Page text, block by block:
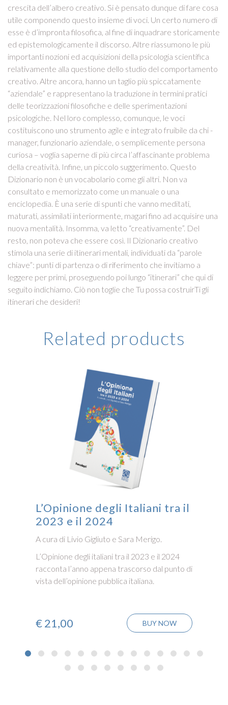
crescita dell’albero creativo. Si è pensato dunque di fare cosa
utile componendo questo insieme di voci. Un certo numero di
esse è d’impronta filosofica, al fine di inquadrare storicamente
ed epistemologicamente il discorso. Altre riassumono le più
importanti nozioni ed acquisizioni della psicologia scientifica
relativamente alla questione dello studio del comportamento
creativo. Altre ancora, hanno un taglio più spiccatamente
“aziendale” e rappresentano la traduzione in termini pratici
delle teorizzazioni filosofiche e delle sperimentazioni
psicologiche. Nel loro complesso, comunque, le voci
costituiscono uno strumento agile e integrato fruibile da chi -
manager, funzionario aziendale, o semplicemente persona
curiosa – voglia saperne di più circa l’affascinante problema
della creatività. Infine, un piccolo suggerimento. Questo
Dizionario non è un vocabolario come gli altri. Non va
consultato e memorizzato come un manuale o una
enciclopedia. È una serie di spunti che vanno meditati,
maturati, assimilati interiormente, magari fino ad acquisire una
nuova mentalità. Insomma, va letto “creativamente”. Del
resto, non poteva che essere così. Il Dizionario creativo
stimola una serie di itinerari mentali, individuati da “parole
chiave”: punti di partenza o di riferimento che invitiamo a
leggere per primi, proseguendo poi lungo “itinerari” che qui di
seguito indichiamo. Ciò non toglie che Tu possa costruirTi gli
itinerari che desideri!
Related products
L’Opinione degli Italiani tra il
2023 e il 2024
A cura di Livio Gigliuto e Sara Merigo.
L’Opinione degli italiani tra il 2023 e il 2024
racconta l’anno appena trascorso dal punto di
vista dell’opinione pubblica italiana.
€21,00 BUY NOW